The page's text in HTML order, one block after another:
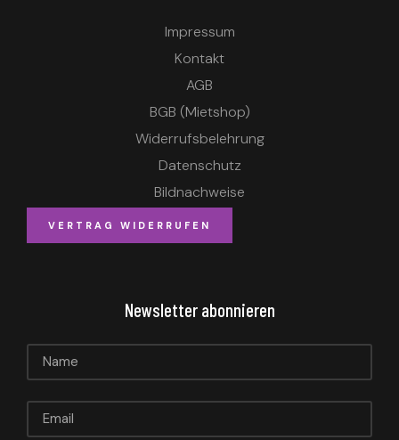
Impressum
Kontakt
AGB
BGB (Mietshop)
Widerrufsbelehrung
Datenschutz
Bildnachweise
VERTRAG WIDERRUFEN
Newsletter abonnieren